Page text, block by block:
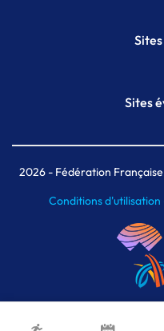
Sites
Meeting
MAIF
2026- Fédération Française
Conditions d'utilisation